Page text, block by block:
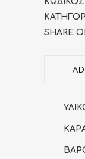
Πέτρες
SHARE